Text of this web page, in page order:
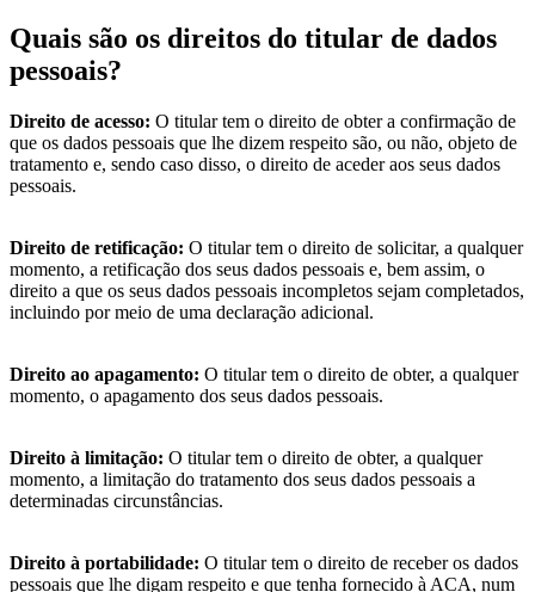
Quais são os direitos do titular de dados
pessoais?
Direito de acesso: O titular tem o direito de obter a confirmação de
que os dados pessoais que lhe dizem respeito são, ou não, objeto de
tratamento e, sendo caso disso, o direito de aceder aos seus dados
pessoais.
Direito de retificação: O titular tem o direito de solicitar, a qualquer
momento, a retificação dos seus dados pessoais e, bem assim, o
direito a que os seus dados pessoais incompletos sejam completados,
incluindo por meio de uma declaração adicional.
Direito ao apagamento: O titular tem o direito de obter, a qualquer
momento, o apagamento dos seus dados pessoais.
Direito à limitação: O titular tem o direito de obter, a qualquer
momento, a limitação do tratamento dos seus dados pessoais a
determinadas circunstâncias.
Direito à portabilidade: O titular tem o direito de receber os dados
pessoais que lhe digam respeito e que tenha fornecido à ACA, num